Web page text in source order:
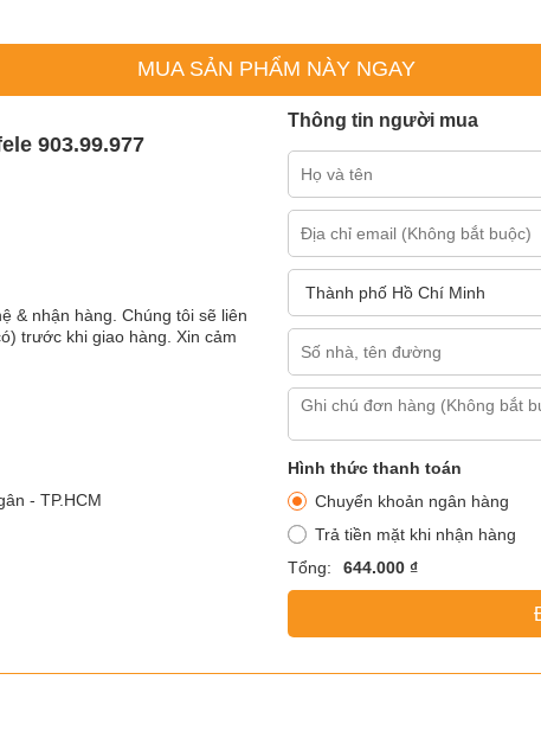
MUA SẢN PHẨM NÀY NGAY
903.99.977
& nhận hàng. Chúng tôi sẽ liên
trước khi giao hàng. Xin cảm
- TP.HCM
Thông tin người mua
Hình thức thanh toán
Chuyển khoản ngân hàng
Trả tiền mặt khi nhận hàng
Tổng:
644.000 ₫